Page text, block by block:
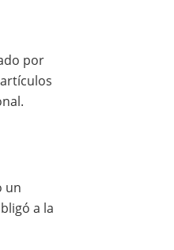
por
un
a la